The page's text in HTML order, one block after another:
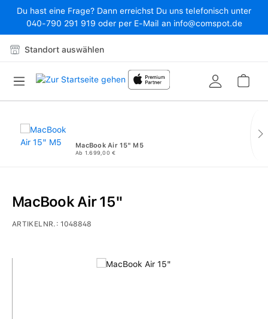
Zum Hauptinhalt springen
Du hast eine Frage? Dann erreichst Du uns telefonisch unter
040-790 291 919 oder per E-Mail an info@comspot.de
Standort auswählen
MacBook Air 15" M5
Ab 1.699,00 €
Bildergalerie überspringen
MacBook Air 15"
ARTIKELNR.:1048848